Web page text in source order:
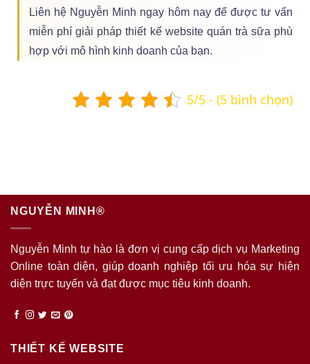
Liên hệ Nguyễn Minh ngay hôm nay để được tư vấn
miễn phí giải pháp thiết kế website quán trà sữa phù
hợp với mô hình kinh doanh của bạn.
5/5 - (5 bình chọn)
NGUYỄN MINH®
Nguyễn Minh tự hào là đơn vị cung cấp dịch vụ Marketing
Online toàn diện, giúp doanh nghiệp tối ưu hóa sự hiện
diện trực tuyến và đạt được mục tiêu kinh doanh.
THIẾT KẾ WEBSITE